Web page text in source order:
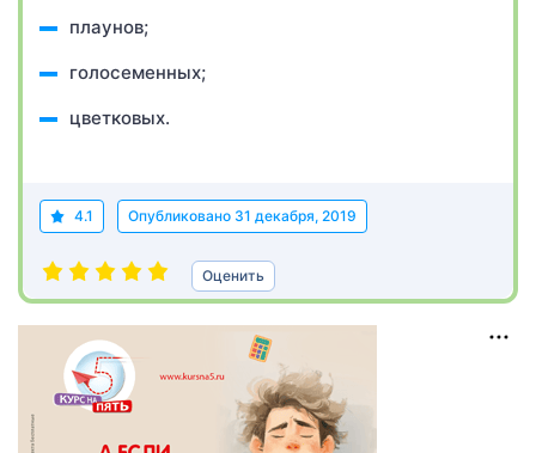
плаунов;
голосеменных;
цветковых.
4.1 Опубликовано 31 декабря, 2019
Оценить